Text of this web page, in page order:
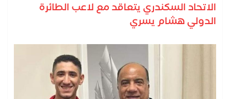
الاتحاد السكندري يتعاقد مع لاعب الطائرة
الدولي هشام يسري